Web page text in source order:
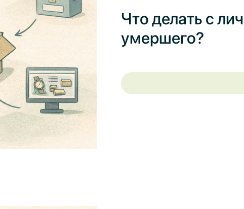
Что делать с
умершего?